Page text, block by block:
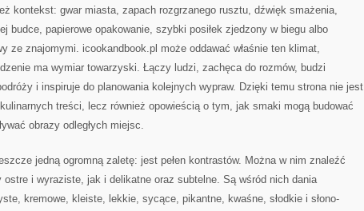
kontekst: gwar miasta, zapach rozgrzanego rusztu, dźwięk smażenia,
budce, papierowe opakowanie, szybki posiłek zjedzony w biegu albo
ze znajomymi. icookandbook.pl może oddawać właśnie ten klimat,
ma wymiar towarzyski. Łączy ludzi, zachęca do rozmów, budzi
i inspiruje do planowania kolejnych wypraw. Dzięki temu strona nie jest
treści, lecz również opowieścią o tym, jak smaki mogą budować
obrazy odległych miejsc.
jedną ogromną zaletę: jest pełen kontrastów. Można w nim znaleźć
ostre i wyraziste, jak i delikatne oraz subtelne. Są wśród nich dania
kremowe, kleiste, lekkie, sycące, pikantne, kwaśne, słodkie i słono-